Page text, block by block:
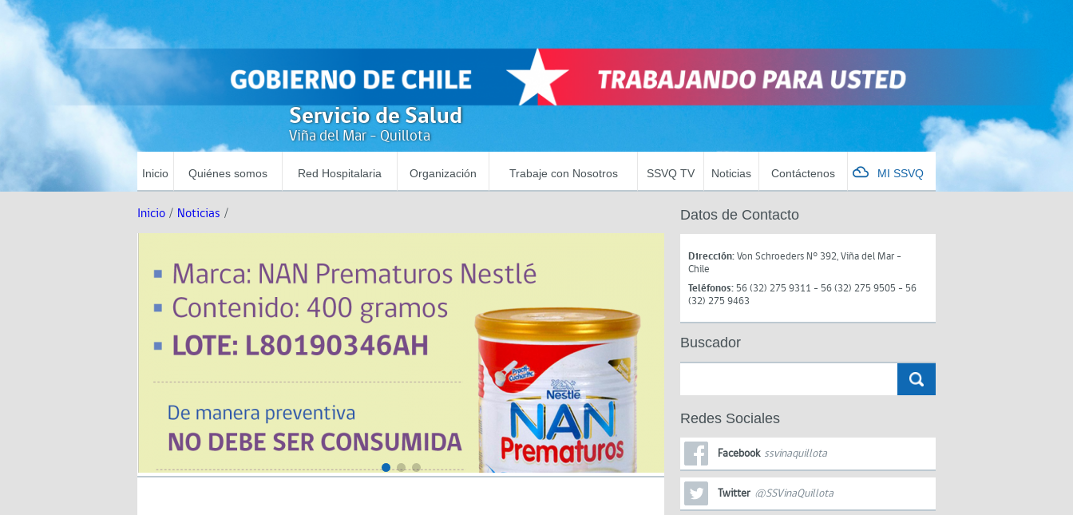
Servicio de Salud
Viña del Mar - Quillota
Inicio Quiénes somos Red Hospitalaria Organización Trabaje con Nosotros SSVQ TV Noticias Contáctenos MI SSVQ
Inicio / Noticias / Datos de Contacto
Dirección:Von Schroeders N° 392, Viña del Mar -
Chile
Teléfonos: 56 (32) 275 9311 - 56 (32) 275 9505 - 56
(32) 275 9463
Buscador
Redes Sociales
Facebook ssvinaquillota
Twitter @SSVinaQuillota